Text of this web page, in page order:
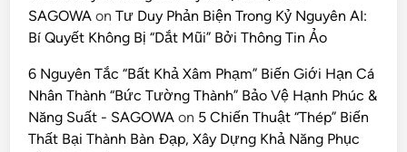
SAGOWA onTư Duy Phản Biện Trong Kỷ Nguyên AI:
Bí Quyết Không Bị “Dắt Mũi” Bởi Thông Tin Ảo
6 Nguyên Tắc “Bất Khả Xâm Phạm” Biến Giới Hạn Cá
Nhân Thành “Bức Tường Thành” Bảo Vệ Hạnh Phúc &
Năng Suất - SAGOWA on 5 Chiến Thuật “Thép” Biến
Thất Bại Thành Bàn Đạp, Xây Dựng Khả Năng Phục